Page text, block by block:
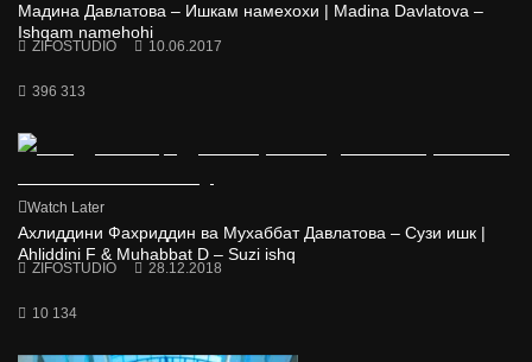
Мадина Давлатова – Ишкам намехохи | Madina Davlatova –
Ishqam namehohi
ZIFOSTUDIO 10.06.2017
396 313
Watch Later
Ахлиддини Фахриддин ва Мухаббат Давлатова – Сузи ишк |
Ahliddini F & Muhabbat D – Suzi ishq
ZIFOSTUDIO 28.12.2018
10 134